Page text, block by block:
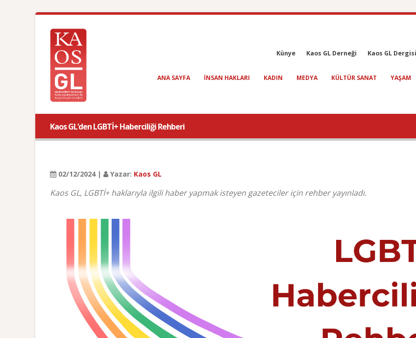
Künye Kaos GL Derneği Kaos GL Dergisi
ANA SAYFA INSAN HAKLARI KADIN MEDYA KÜLTÜR SANAT YAŞAM
Kaos GL’den LGBTİ+ Haberciliği Rehberi
02/12/2024 | Yazar: Kaos GL
Kaos GL, LGBTİ+ haklarıyla ilgili haber yapmak isteyen gazeteciler için rehber yayınladı.